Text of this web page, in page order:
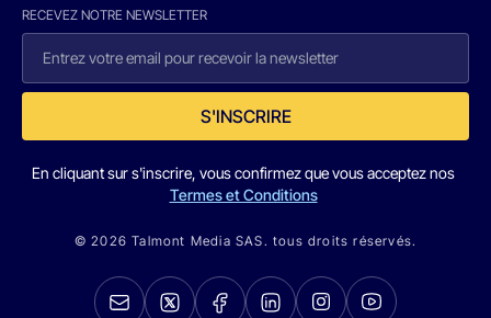
RECEVEZ NOTRE NEWSLETTER
S'INSCRIRE
En cliquant sur s'inscrire, vous confirmez que vous acceptez nos
Termes et Conditions
© 2026 Talmont Media SAS. tous droits réservés.